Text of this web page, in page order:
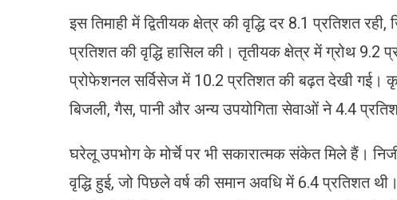
इस तिमाही में द्वितीयक क्षेत्र की वृद्धि दर 8.1 प्रतिशत
प्रतिशत की वृद्धि हासिल की। तृतीयक क्षेत्र में ग्रोथ 9.2
प्रोफेशनल सर्विसेज में 10.2 प्रतिशत की बढ़त देखी गई।
बिजली, गैस, पानी और अन्य उपयोगिता सेवाओं ने 4.4
घरेलू उपभोग के मोर्चे पर भी सकारात्मक संकेत मिले हैं।
वृद्धि हुई, जो पिछले वर्ष की समान अवधि में 6.4 प्रतिशत